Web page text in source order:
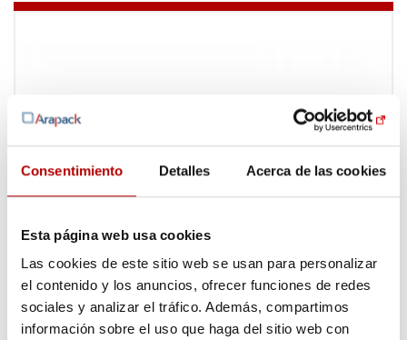
Consentimiento Detalles Acerca de las cookies
Esta página web usa cookies
Las cookies de este sitio web se usan para personalizar
el contenido y los anuncios, ofrecer funciones de redes
sociales y analizar el tráfico. Además, compartimos
información sobre el uso que haga del sitio web con